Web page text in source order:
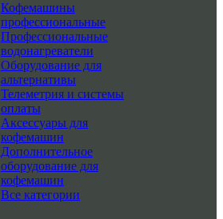
Кофемашины
профессиональные
Профессиональные
водонагреватели
Оборудование для
альтернативы
Телеметрия и системы
оплаты
Аксессуары для
кофемашин
Дополнительное
оборудование для
кофемашин
Все категории